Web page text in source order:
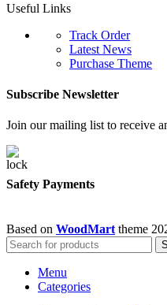
Useful Links
Track Order
Latest News
Purchase Theme
Subscribe Newsletter
Join our mailing list to receive
Safety Payments
Based on WoodMart theme
Menu
Categories